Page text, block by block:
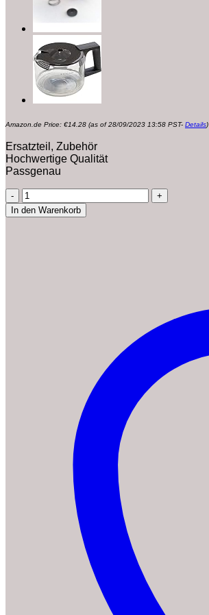
Amazon.de Price: €14.28 (as of 28/09/2023 13:58 PST- Details)
Ersatzteil, Zubehör
Hochwertige Qualität
Passgenau
Padhalter
2
Tassen
In den Warenkorb